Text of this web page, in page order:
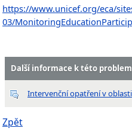
https://www.unicef.org/eca/
03/
Další informace k této
Intervenční opatření v
Zpět